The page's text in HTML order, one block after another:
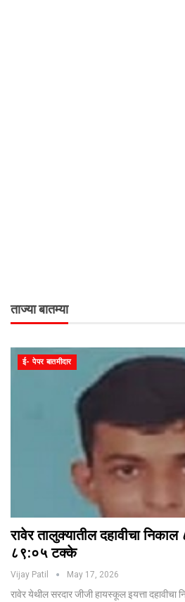
ताज्या बातम्या
ई- पेपर बातमीदार
रावेर तालुक्यातील दहावीचा
८९:०५ टक्के
Vijay Patil May 17, 2026
रावेर येथील सरदार जीजी हायस्कूल इयत्ता